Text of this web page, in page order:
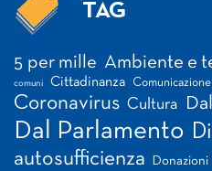
TAG
5 per mille Ambiente e
comuni Cittadinanza Comunicazione
Coronavirus Cultura
Dal Parlamento
autosufficienza
Donazioni